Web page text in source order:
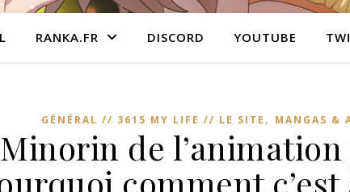
RANKA.FR DISCORD YOUTUBE
GÉNÉRAL // 3615 MY LIFE // LE SITE , MANGAS &
de l’animation
comment c’est